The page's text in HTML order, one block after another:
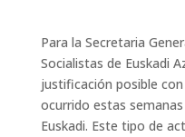
Para la Secretaria
Socialistas de Euskadi
justificación posible
ocurrido estas
Euskadi. Este tipo de